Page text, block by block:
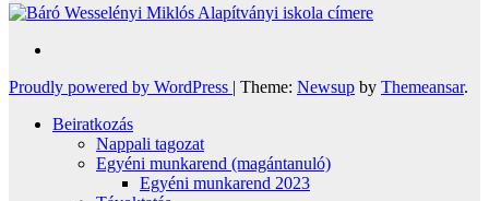
Proudly powered by WordPress | Theme: Newsup by Themeansar.
Beiratkozás
Nappali tagozat
Egyéni munkarend (magántanuló)
Egyéni munkarend 2023